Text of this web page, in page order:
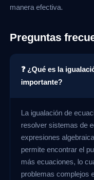
manera efectiva.
Preguntas
❓ ¿Qué es la
importante?
La igualación de
resolver sistemas de
expresiones
permite encontrar el
más ecuaciones, lo
problemas complejos